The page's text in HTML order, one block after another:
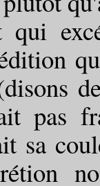
pas
sa